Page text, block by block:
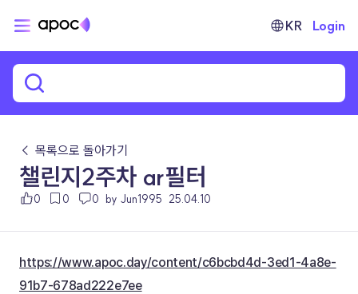
KR Login
← 목록으로 돌아가기
챌린지2주차 ar필터
0 0 0 by Jun1995 25.04.10
https://www.apoc.day/content/c6bcbd4d-3ed1-4a8e-
91b7-678ad222e7ee